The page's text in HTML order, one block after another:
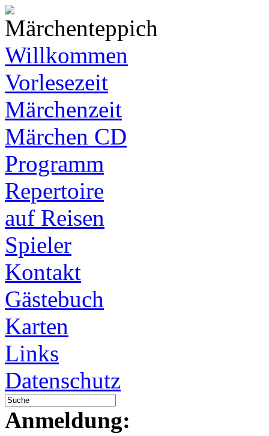
Willkommen
Vorlesezeit
Märchenzeit
Märchen CD
Programm
Repertoire
auf Reisen
Spieler
Kontakt
Gästebuch
Karten
Links
Datenschutz
Anmeldung: